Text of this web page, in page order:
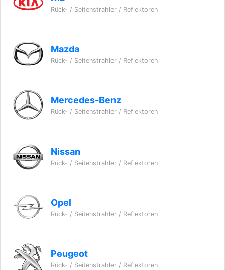
Rück- / Seitenstrahler / Reflektoren
Mazda
Rück- / Seitenstrahler / Reflektoren
Mercedes-Benz
Rück- / Seitenstrahler / Reflektoren
Nissan
Rück- / Seitenstrahler / Reflektoren
Opel
Rück- / Seitenstrahler / Reflektoren
Peugeot
Rück- / Seitenstrahler / Reflektoren